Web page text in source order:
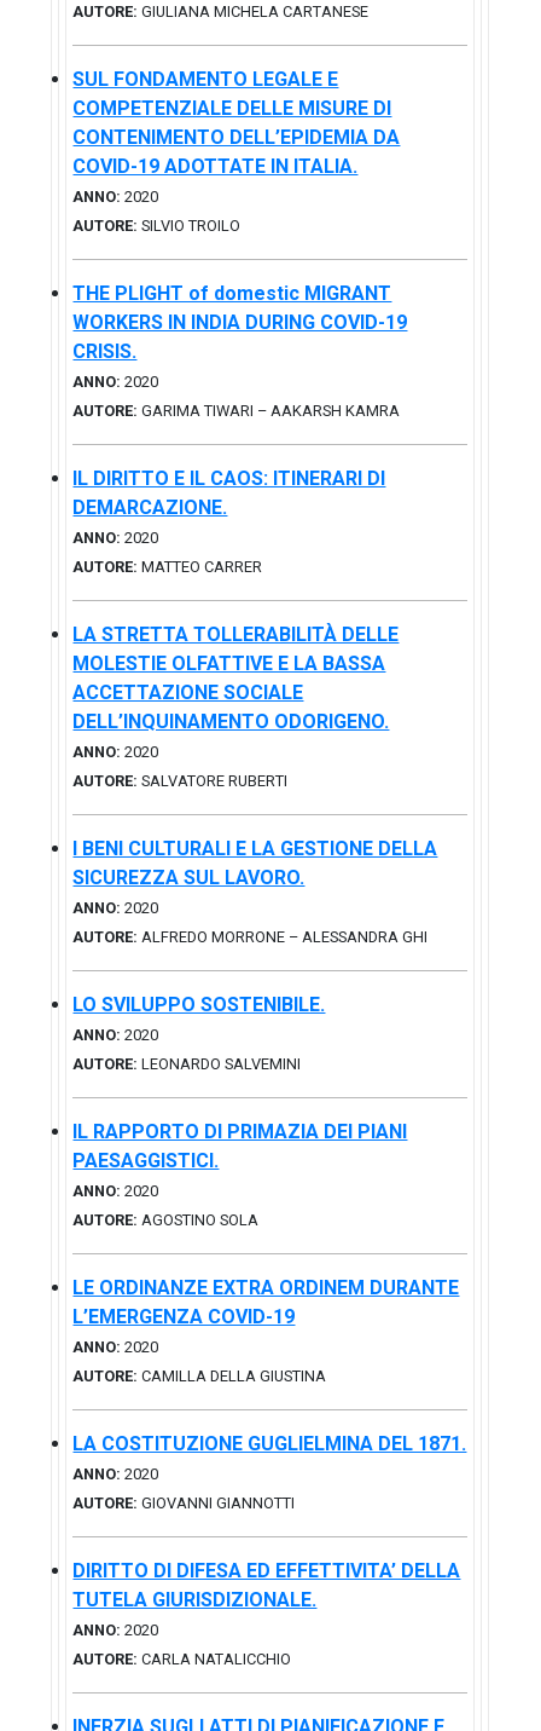
AUTORE: GIULIANA MICHELA CARTANESE
SUL FONDAMENTO LEGALE E
COMPETENZIALE DELLE MISURE DI
CONTENIMENTO DELL’EPIDEMIA DA
COVID-19 ADOTTATE IN ITALIA.
ANNO: 2020
AUTORE: SILVIO TROILO
THE PLIGHT of domestic MIGRANT
WORKERS IN INDIA DURING COVID-19
CRISIS.
ANNO: 2020
AUTORE: GARIMA TIWARI – AAKARSH KAMRA
IL DIRITTO E IL CAOS: ITINERARI DI
DEMARCAZIONE.
ANNO: 2020
AUTORE: MATTEO CARRER
LA STRETTA TOLLERABILITÀ DELLE
MOLESTIE OLFATTIVE E LA BASSA
ACCETTAZIONE SOCIALE
DELL’INQUINAMENTO ODORIGENO.
ANNO: 2020
AUTORE: SALVATORE RUBERTI
I BENI CULTURALI E LA GESTIONE DELLA
SICUREZZA SUL LAVORO.
ANNO: 2020
AUTORE: ALFREDO MORRONE – ALESSANDRA GHI
LO SVILUPPO SOSTENIBILE.
ANNO: 2020
AUTORE: LEONARDO SALVEMINI
IL RAPPORTO DI PRIMAZIA DEI PIANI
PAESAGGISTICI.
ANNO: 2020
AUTORE: AGOSTINO SOLA
LE ORDINANZE EXTRA ORDINEM DURANTE
L’EMERGENZA COVID-19
ANNO: 2020
AUTORE: CAMILLA DELLA GIUSTINA
LA COSTITUZIONE GUGLIELMINA DEL 1871.
ANNO: 2020
AUTORE: GIOVANNI GIANNOTTI
DIRITTO DI DIFESA ED EFFETTIVITA’ DELLA
TUTELA GIURISDIZIONALE.
ANNO: 2020
AUTORE: CARLA NATALICCHIO